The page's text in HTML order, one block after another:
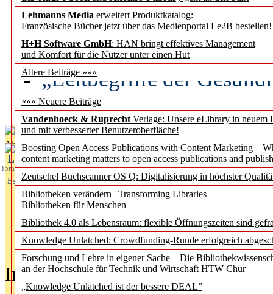
Lehmanns Media erweitert Produktkatalog:
Französische Bücher jetzt über das Medienportal Le2B bestellen!
H+H Software GmbH: HAN bringt effektives Management
und Komfort für die Nutzer unter einen Hut
Ältere Beiträge »»»
««« Neuere Beiträge
Vandenhoeck & Ruprecht Verlage: Unsere eLibrary in neuem
und mit verbesserter Benutzeroberfläche!
Boosting Open Access Publications with Content Marketing –
content marketing matters to open access publications and
Zeutschel Buchscanner OS Q: Digitalisierung in höchster
Bibliotheken verändern | Transforming Libraries
Bibliotheken für Menschen
Bibliothek 4.0 als Lebensraum: flexible Öffnungszeiten sind
Knowledge Unlatched: Crowdfunding-Runde erfolgreich
Forschung und Lehre in eigener Sache – Die
an der Hochschule für Technik und Wirtschaft HTW Chur
„Knowledge Unlatched ist der bessere DEAL”
Künstliche Intelligenz
besser zu verstehen
„Leitbegriffe der
des BIÖG erscheinen
Aktuelles aus
L
ibrary
Essentials
In der Ausgabe06/2026(August